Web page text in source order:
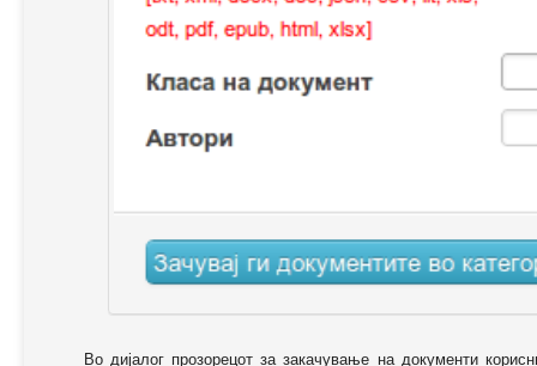
Во дијалог прозорецот за закачување на документи